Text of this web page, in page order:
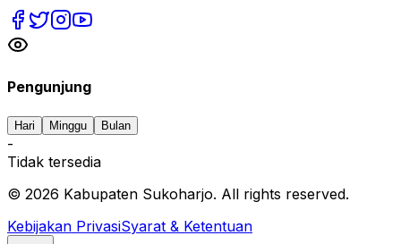
Pengunjung
Hari Minggu Bulan
-
Tidak tersedia
© 2026 Kabupaten Sukoharjo. All rights reserved.
Kebijakan PrivasiSyarat & Ketentuan